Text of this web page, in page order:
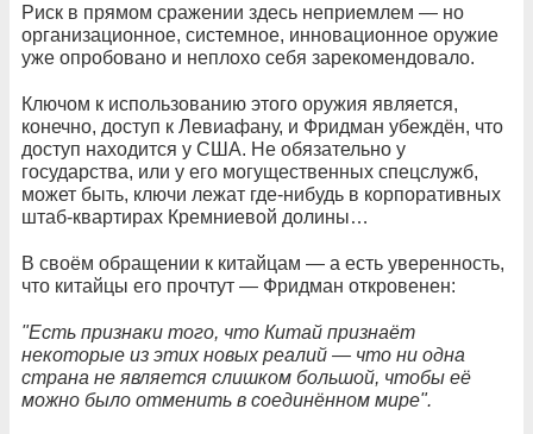
Риск в прямом сражении здесь неприемлем — но
организационное, системное, инновационное оружие
уже опробовано и неплохо себя зарекомендовало.
Ключом к использованию этого оружия является,
конечно, доступ к Левиафану, и Фридман убеждён, что
доступ находится у США. Не обязательно у
государства, или у его могущественных спецслужб,
может быть, ключи лежат где-нибудь в корпоративных
штаб-квартирах Кремниевой долины…
В своём обращении к китайцам — а есть уверенность,
что китайцы его прочтут — Фридман откровенен:
"Есть признаки того, что Китай признаёт
некоторые из этих новых реалий — что ни одна
страна не является слишком большой, чтобы её
можно было отменить в соединённом мире".